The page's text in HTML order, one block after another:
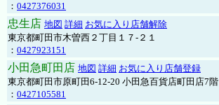
： 0427376031
忠生店 地図 詳細 お気に入り店舗解除
東京都町田市木曽西２丁目１７-２１
： 0427923151
小田急町田店 地図 詳細 お気に入り店舗登録
東京都町田市原町田6-12-20 小田急百貨店町田店7階
： 0427105581